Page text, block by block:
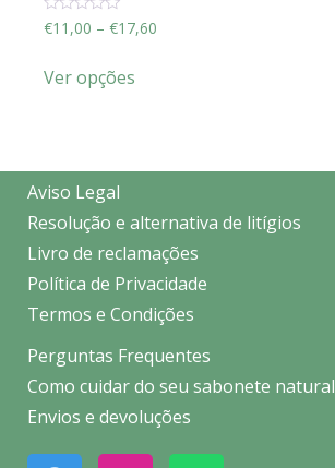
Avaliação
0
€11,00 – €17,60
Ver opções
Aviso Legal
Resolução e alternativa de litígios
Livro de reclamações
Política de Privacidade
Termos e Condições
Perguntas Frequentes
Como cuidar do seu sabonete natural
Envios e devoluções